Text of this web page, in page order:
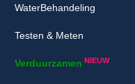
WaterBehandeling
Testen & Meten
Verduurzamen NIEUW